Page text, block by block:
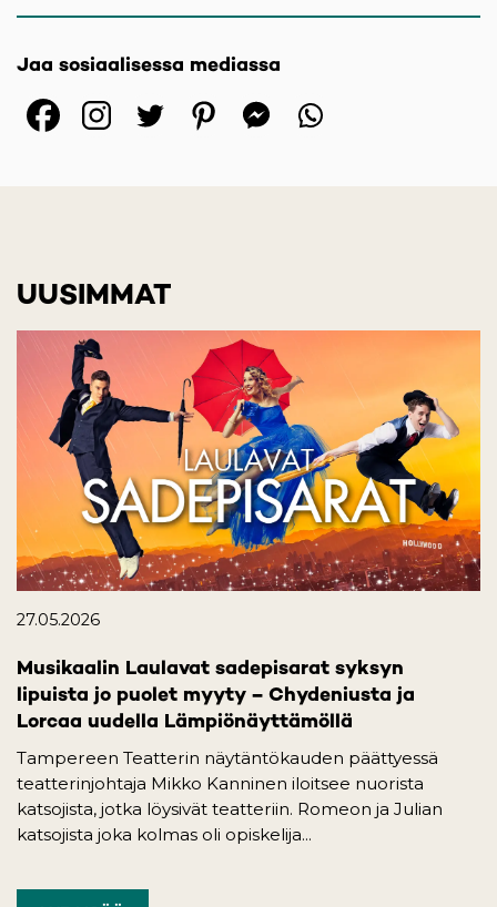
Jaa sosiaalisessa mediassa
(opens in a new tab)
(opens in a new tab)
(opens in a new
(opens in a
UUSIMMAT
27.05.2026
Musikaalin Laulavat sadepisarat syksyn
lipuista jo puolet myyty – Chydeniusta ja
Lorcaa uudella Lämpiönäyttämöllä
Tampereen Teatterin näytäntökauden päättyessä
teatterinjohtaja Mikko Kanninen iloitsee nuorista
katsojista, jotka löysivät teatteriin. Romeon ja Julian
katsojista joka kolmas oli opiskelija...